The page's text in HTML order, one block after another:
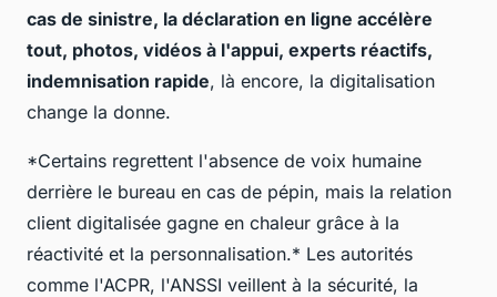
cas de sinistre, la déclaration en ligne accélère
tout, photos, vidéos à l'appui, experts réactifs,
indemnisation rapide, là encore, la digitalisation
change la donne.
*Certains regrettent l'absence de voix humaine
derrière le bureau en cas de pépin, mais la relation
client digitalisée gagne en chaleur grâce à la
réactivité et la personnalisation.* Les autorités
comme l'ACPR, l'ANSSI veillent à la sécurité, la